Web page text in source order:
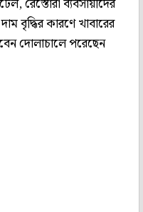
রেস্তোঁরা ব্যবসায়ীদের
বৃদ্ধির কারণে খাবারের
দোলাচালে পরেছেন